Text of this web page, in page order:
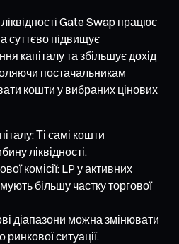
Gate Swap працює
суттєво підвищує
капіталу та збільшує дохід
постачальникам
кошти у вибраних цінових
Ті самі кошти
ліквідності.
комісії: LP у активних
більшу частку торгової
діапазони можна змінювати
ситуації.